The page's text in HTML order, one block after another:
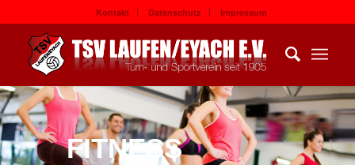
Kontakt Datenschutz Impressum
FITNESS